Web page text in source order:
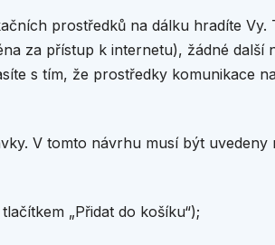
prostředků na dálku hradíte Vy.
za přístup k internetu), žádné další
s tím, že prostředky komunikace
V tomto návrhu musí být uvedeny
„Přidat do košíku“);